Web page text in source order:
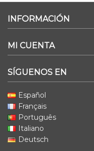
INFORMACIÓN
MI CUENTA
SÍGUENOS EN
Español
Français
Português
Italiano
Deutsch